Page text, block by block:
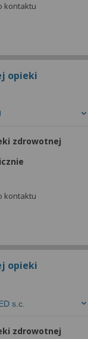
kontaktu
opieki
zdrowotnej
kontaktu
opieki
s.c.
zdrowotnej